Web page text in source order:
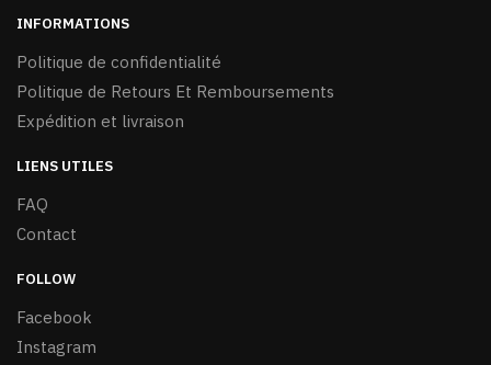
produit
INFORMATIONS
Politique de confidentialité
Politique de Retours Et Remboursements
Expédition et livraison
LIENS UTILES
FAQ
Contact
FOLLOW
Facebook
Instagram